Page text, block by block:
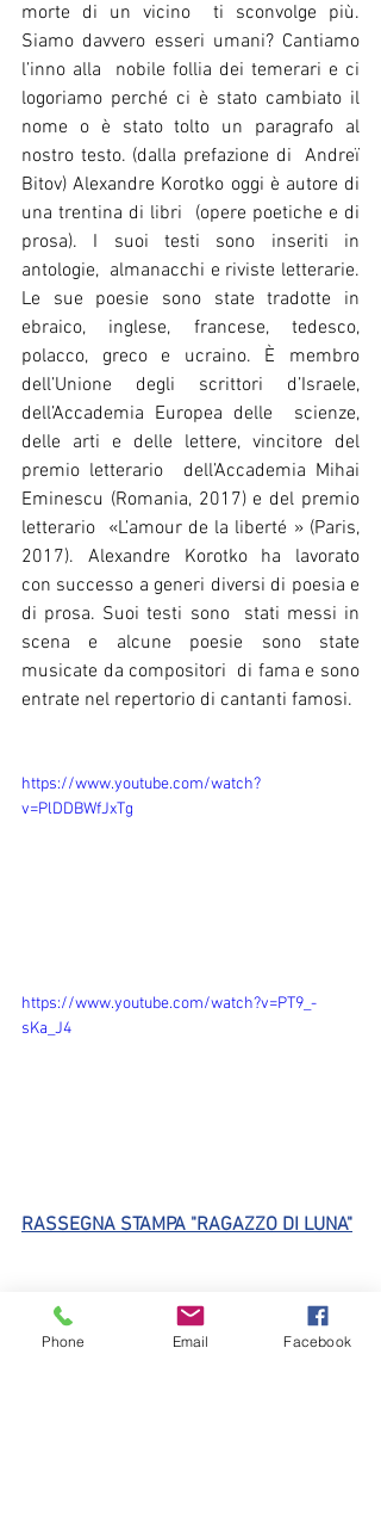
morte di un vicino  ti sconvolge più.
Siamo davvero esseri umani? Cantiamo
l’inno alla  nobile follia dei temerari e ci
logoriamo perché ci è stato cambiato il
nome o è stato tolto un paragrafo al
nostro testo. (dalla prefazione di  Andreï
Bitov) Alexandre Korotko oggi è autore di
una trentina di libri  (opere poetiche e di
prosa). I suoi testi sono inseriti in
antologie,  almanacchi e riviste letterarie.
Le sue poesie sono state tradotte in
ebraico, inglese, francese, tedesco,
polacco, greco e ucraino. È membro
dell’Unione degli scrittori d’Israele,
dell’Accademia Europea delle  scienze,
delle arti e delle lettere, vincitore del
premio letterario  dell’Accademia Mihai
Eminescu (Romania, 2017) e del premio
letterario  «L’amour de la liberté » (Paris,
2017). Alexandre Korotko ha lavorato
con successo a generi diversi di poesia e
di prosa. Suoi testi sono  stati messi in
scena e alcune poesie sono state
musicate da compositori  di fama e sono
entrate nel repertorio di cantanti famosi.
https://www.youtube.com/watch?
v=PlDDBWfJxTg
https://www.youtube.com/watch?v=PT9_-
sKa_J4
RASSEGNA STAMPA "RAGAZZO DI LUNA"
Pubblicazioni
Phone Email Facebook